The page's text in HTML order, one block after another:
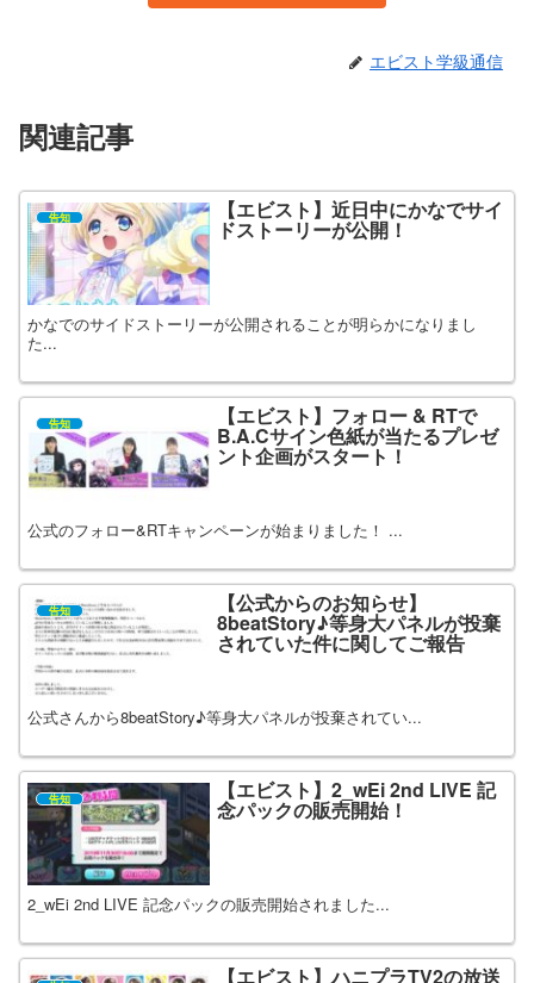
エビスト学級通信
関連記事
告知 【エビスト】近日中にかなでサイ
ドストーリーが公開！
かなでのサイドストーリーが公開されることが明らかになりまし
た...
告知 【エビスト】フォロー & RTで
B.A.Cサイン色紙が当たるプレゼ
ント企画がスタート！
公式のフォロー&RTキャンペーンが始まりました！ ...
告知 【公式からのお知らせ】
8beatStory♪等身大パネルが投棄
されていた件に関してご報告
公式さんから8beatStory♪等身大パネルが投棄されてい...
告知 【エビスト】2_wEi 2nd LIVE 記
念パックの販売開始！
2_wEi 2nd LIVE 記念パックの販売開始されました...
【エビスト】ハニプラTV2の放送